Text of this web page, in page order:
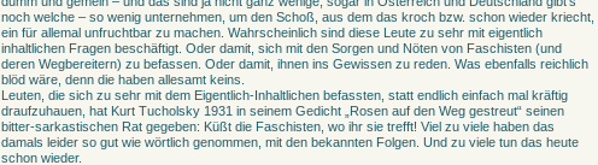
noch welche – so wenig unternehmen, um den Schoß, aus dem das kroch bzw. schon wieder kriecht,
ein für allemal unfruchtbar zu machen. Wahrscheinlich sind diese Leute zu sehr mit eigentlich
inhaltlichen Fragen beschäftigt. Oder damit, sich mit den Sorgen und Nöten von Faschisten (und
deren Wegbereitern) zu befassen. Oder damit, ihnen ins Gewissen zu reden. Was ebenfalls reichlich
blöd wäre, denn die haben allesamt keins.
Leuten, die sich zu sehr mit dem Eigentlich-Inhaltlichen befassten, statt endlich einfach mal kräftig
draufzuhauen, hat Kurt Tucholsky 1931 in seinem Gedicht „Rosen auf den Weg gestreut“ seinen
bitter-sarkastischen Rat gegeben: Küßt die Faschisten, wo ihr sie trefft! Viel zu viele haben das
damals leider so gut wie wörtlich genommen, mit den bekannten Folgen. Und zu viele tun das heute
schon wieder.